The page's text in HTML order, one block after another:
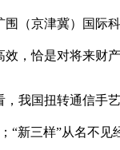
围（京津冀）国际
，恰是对将来财
我国扭转通信手艺
“新三样”从名不见